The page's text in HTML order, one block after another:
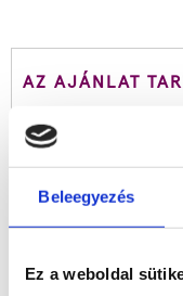
Beleegyezés
Ez a weboldal
AZ AJÁNLAT
6 nap a vízparton
reggelis ellátással)
Ellátás: büfé reggeli
PLUSZ+:Saját ősfás